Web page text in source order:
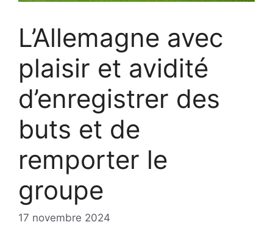
L’Allemagne avec
plaisir et avidité
d’enregistrer des
buts et de
remporter le
groupe
17 novembre 2024